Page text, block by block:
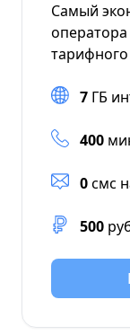
Самый
7 ГБ
400
0смс
500